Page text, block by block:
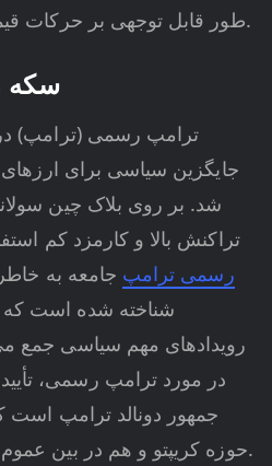
طور قابل توجهی بر حرکات قیمت آن تأثیر گذاشته است.
سکه
جایگزین سیاسی برای ارزهای
شد. بر روی بلاک چین
تراکنش بالا و کارمزد کم
رسمی ترامپ جامعه به
شناخته شده است
رویدادهای مهم سیاسی جمع
در مورد ترامپ رسمی،
جمهور دونالد ترامپ است
حوزه کریپتو و هم در بین عموم مردم افزایش داده است.